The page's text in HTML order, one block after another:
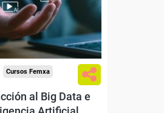
Sector
las Empresas.
Cursos Femxa
al Big Data e